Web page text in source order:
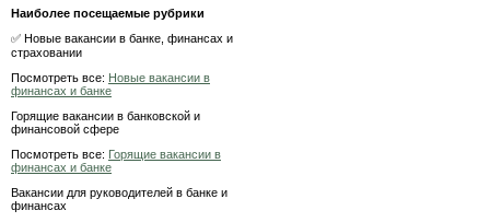
Наиболее посещаемые рубрики
✅ Новые вакансии в банке, финансах и
страховании
Посмотреть все: Новые вакансии в
финансах и банке
Горящие вакансии в банковской и
финансовой сфере
Посмотреть все: Горящие вакансии в
финансах и банке
Вакансии для руководителей в банке и
финансах